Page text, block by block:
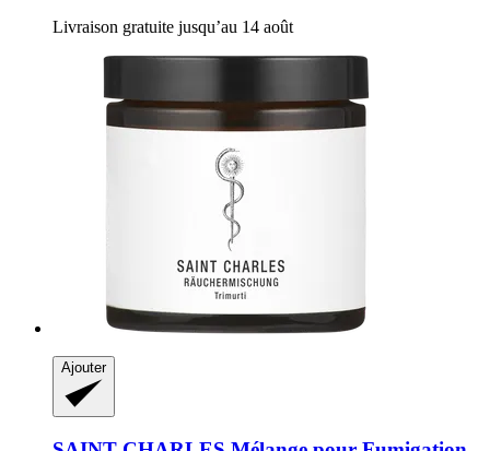
Livraison gratuite jusqu’au 14 août
Ajouter